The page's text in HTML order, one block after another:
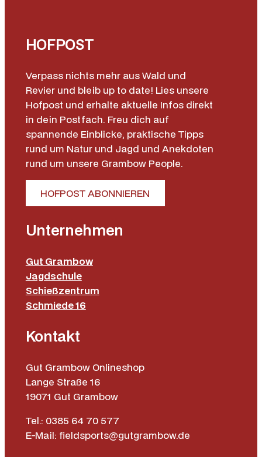
HOFPOST
Verpass nichts mehr aus Wald und
Revier und bleib up to date! Lies unsere
Hofpost und erhalte aktuelle Infos direkt
in dein Postfach. Freu dich auf
spannende Einblicke, praktische Tipps
rund um Natur und Jagd und Anekdoten
rund um unsere Grambow People.
HOFPOST ABONNIEREN
Unternehmen
Gut Grambow
Jagdschule
Schießzentrum
Schmiede 16
Kontakt
Gut Grambow Onlineshop
Lange Straße 16
19071 Gut Grambow
Tel.: 0385 64 70 577
E-Mail: fieldsports@gutgrambow.de